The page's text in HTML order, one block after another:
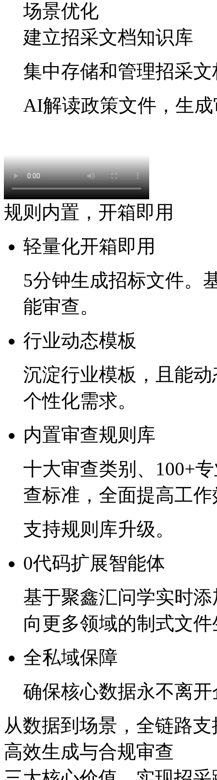
场景优化
建立招采文档知识库
集中存储和管理招采文
AI解读政策文件，生
规则内置，开箱即用
轻量化开箱即用
5分钟生成招标文件。
能审查。
行业动态模板
沉淀行业模板，且
个性化需求。
内置审查规则库
十大审查类别、 100+
查标准，全面提高工
支持规则库升级。
0代码扩展智能体
基于聚鑫汇问学实时
向更多领域的制式文
全私域保障
确保核心数据永不离
从数据到场景，全链路
高效生成与合规审查